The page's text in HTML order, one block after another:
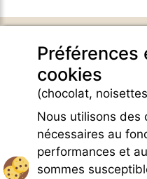
132
84410
GPS Latitude :
GPS Longitude
E-mail :
Tél :
Newsletter
Poser
Préférences
cookies
(chocolat,
Nous utilisons des
nécessaires au
performances et
sommes